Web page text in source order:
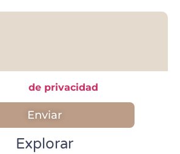
de privacidad
Enviar
Explorar